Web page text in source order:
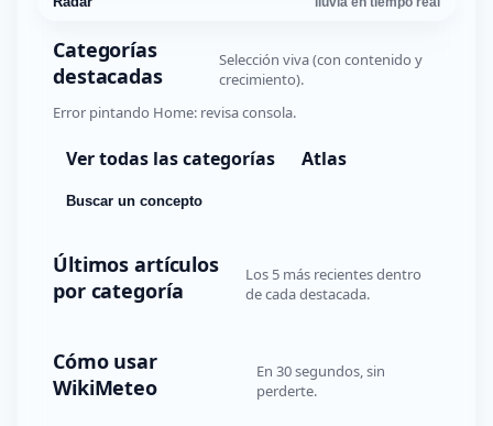
Categorías
destacadas
Selección viva (con contenido y
crecimiento).
Error pintando Home: revisa consola.
Ver todas las categorías Atlas
Buscar un concepto
Últimos artículos
por categoría
Los 5 más recientes dentro
de cada destacada.
Cómo usar
WikiMeteo
En 30 segundos, sin
perderte.